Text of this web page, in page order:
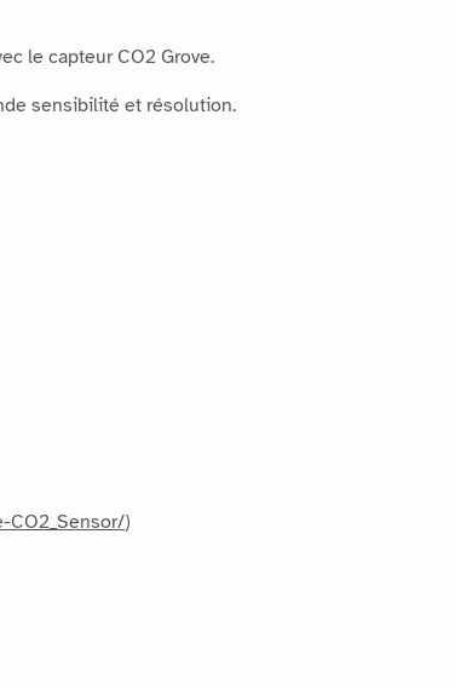
le capteur CO2 Grove.
sensibilité et résolution.
CO2_Sensor/)